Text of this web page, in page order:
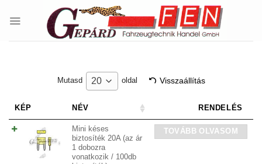
Mutasd 20 oldal Visszaállítás
KÉP NÉV RENDELÉS
Mini késes
biztosíték 20A (az ár
1 dobozra
vonatkozik / 100db
TOVÁBB OLVASOM